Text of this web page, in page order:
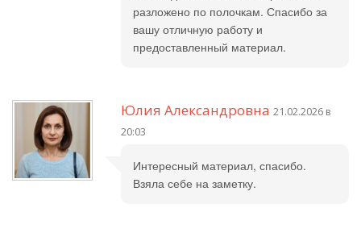
разложено по полочкам. Спасибо за
вашу отличную работу и
предоставленный материал.
Юлия Александровна 21.02.2026 в
20:03
Интересный материал, спасибо.
Взяла себе на заметку.